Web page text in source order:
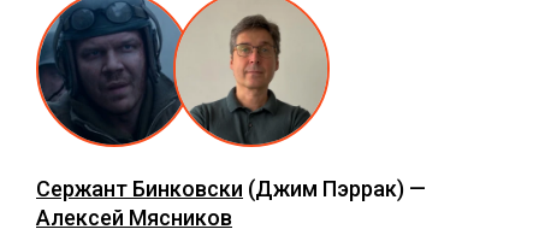
Сержант Бинковски (Джим Пэррак) —
Алексей Мясников